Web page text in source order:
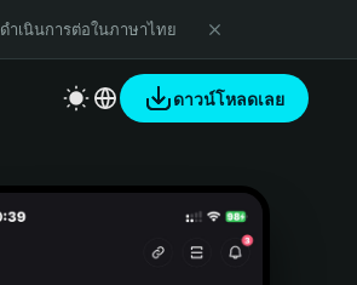
ดำเนินการต่อในภาษาไทย
ดาวน์โหลดเลย